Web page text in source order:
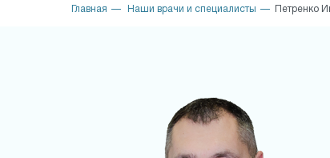
Главная Наши врачи и специалисты Петренко